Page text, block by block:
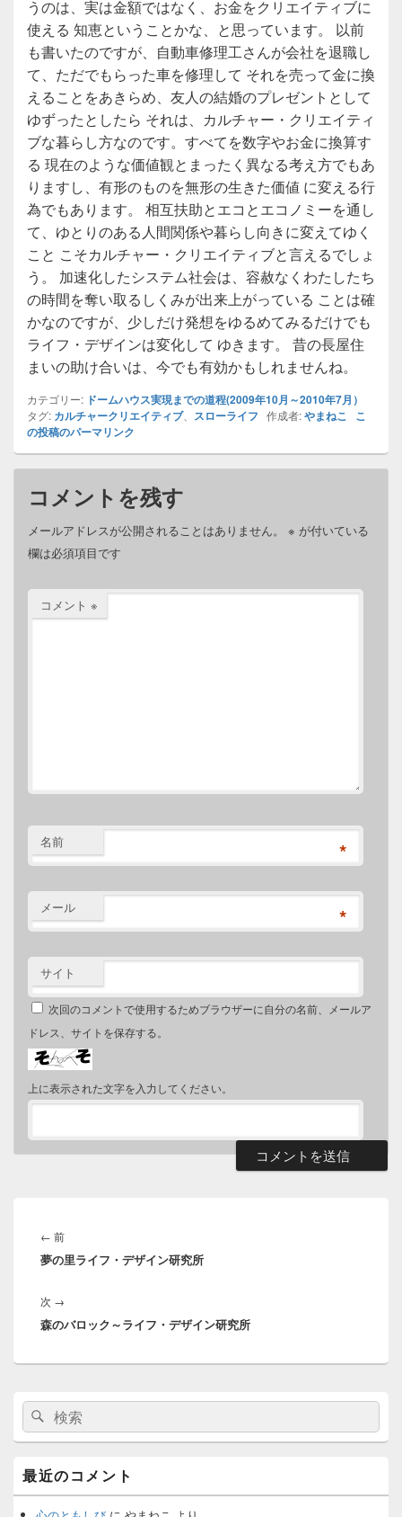
うのは、実は金額ではなく、お金をクリエイティブに
使える 知恵ということかな、と思っています。 以前
も書いたのですが、自動車修理工さんが会社を退職し
て、ただでもらった車を修理して それを売って金に換
えることをあきらめ、友人の結婚のプレゼントとして
ゆずったとしたら それは、カルチャー・クリエイティ
ブな暮らし方なのです。すべてを数字やお金に換算す
る 現在のような価値観とまったく異なる考え方でもあ
りますし、有形のものを無形の生きた価値 に変える行
為でもあります。 相互扶助とエコとエコノミーを通し
て、ゆとりのある人間関係や暮らし向きに変えてゆく
こと こそカルチャー・クリエイティブと言えるでしょ
う。 加速化したシステム社会は、容赦なくわたしたち
の時間を奪い取るしくみが出来上がっている ことは確
かなのですが、少しだけ発想をゆるめてみるだけでも
ライフ・デザインは変化して ゆきます。 昔の長屋住
まいの助け合いは、今でも有効かもしれませんね。
カテゴリー: ドームハウス実現までの道程(2009年10月～2010年7月）
タグ: カルチャークリエイティブ、 スローライフ 作成者:やまねこ
こ
の投稿のパーマリンク
コメントを残す
メールアドレスが公開されることはありません。 ※ が付いている
欄は必須項目です
コメント ※
名前 *
メール *
サイト
次回のコメントで使用するためブラウザーに自分の名前、メールア
ドレス、サイトを保存する。
上に表示された文字を入力してください。
稿
ナ
ゲ
ー
シ
← 前前
の
夢の里ライフ・デザイン研究所
次 →
の
稿:
森のバロック～ライフ・デザイン研究所
ン
サ
ド
バ
ー
検
索:
検
索
最近のコメント